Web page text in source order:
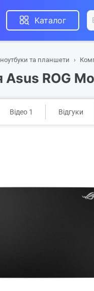
Каталог
та планшети
Asus ROG
Відео 1 Відгуки